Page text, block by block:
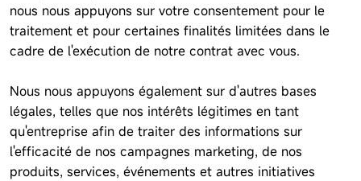
nous nous appuyons sur votre consentement pour le
traitement et pour certaines finalités limitées dans le
cadre de l'exécution de notre contrat avec vous.
Nous nous appuyons également sur d'autres bases
légales, telles que nos intérêts légitimes en tant
qu'entreprise afin de traiter des informations sur
l'efficacité de nos campagnes marketing, de nos
produits, services, événements et autres initiatives